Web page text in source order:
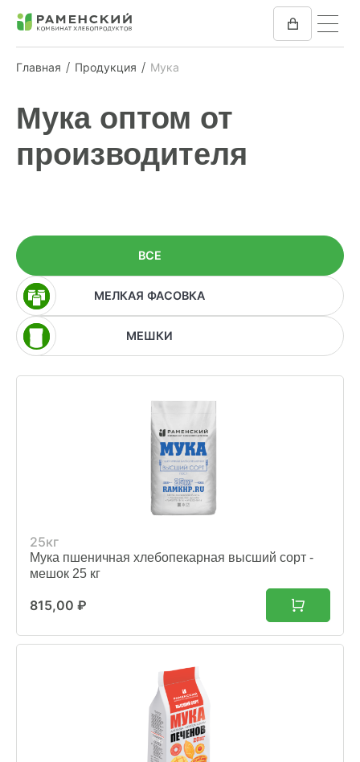
Главная Продукция Мука
Мука оптом от
производителя
ВСЕ
МЕЛКАЯ ФАСОВКА
МЕШКИ
25кг
Мука пшеничная хлебопекарная высший сорт -
мешок 25 кг
815,00 ₽
МУКА
ОТЗЫВЫ
ВАКАНСИИ
ЗАКУПКИ
ХОЗЯЙСТВАМ
КОНТАКТЫ
ПРАЙС-ЛИСТ
КАЛЬКУЛЯТОР КОМБИКОРМА